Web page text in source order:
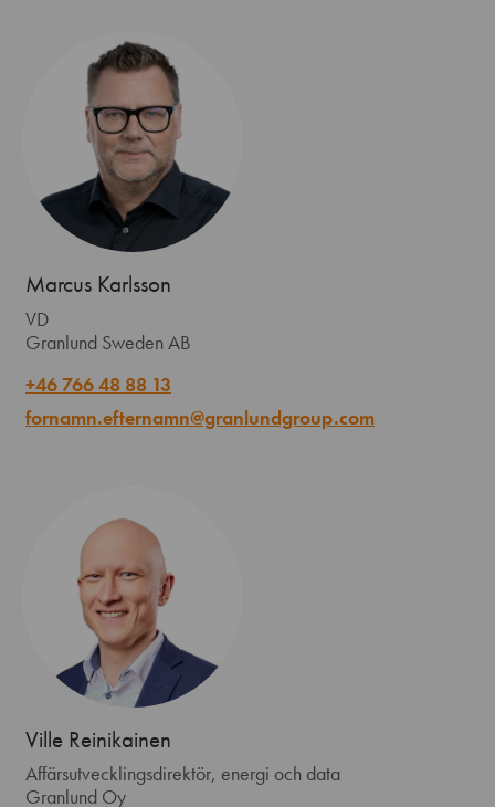
Marcus Karlsson
VD
Granlund Sweden AB
+46 766 48 88 13
fornamn.efternamn@granlundgroup.com
Ville Reinikainen
Affärsutvecklingsdirektör, energi och data
Granlund Oy